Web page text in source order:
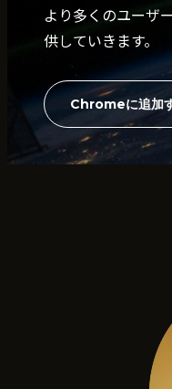
より多くのユーザ
供していきます。
Chromeに追加